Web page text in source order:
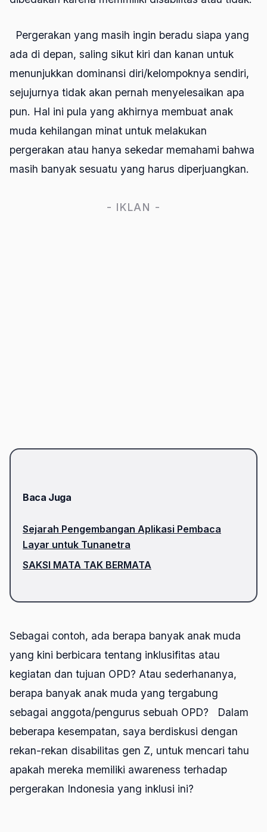
Pergerakan yang masih ingin beradu siapa yang
ada di depan, saling sikut kiri dan kanan untuk
menunjukkan dominansi diri/kelompoknya sendiri,
sejujurnya tidak akan pernah menyelesaikan apa
pun. Hal ini pula yang akhirnya membuat anak
muda kehilangan minat untuk melakukan
pergerakan atau hanya sekedar memahami bahwa
masih banyak sesuatu yang harus diperjuangkan.
- IKLAN -
Baca Juga
Sejarah Pengembangan Aplikasi Pembaca
Layar untuk Tunanetra
SAKSI MATA TAK BERMATA
Sebagai contoh, ada berapa banyak anak muda
yang kini berbicara tentang inklusifitas atau
kegiatan dan tujuan OPD? Atau sederhananya,
berapa banyak anak muda yang tergabung
sebagai anggota/pengurus sebuah OPD? Dalam
beberapa kesempatan, saya berdiskusi dengan
rekan-rekan disabilitas gen Z, untuk mencari tahu
apakah mereka memiliki awareness terhadap
pergerakan Indonesia yang inklusi ini?